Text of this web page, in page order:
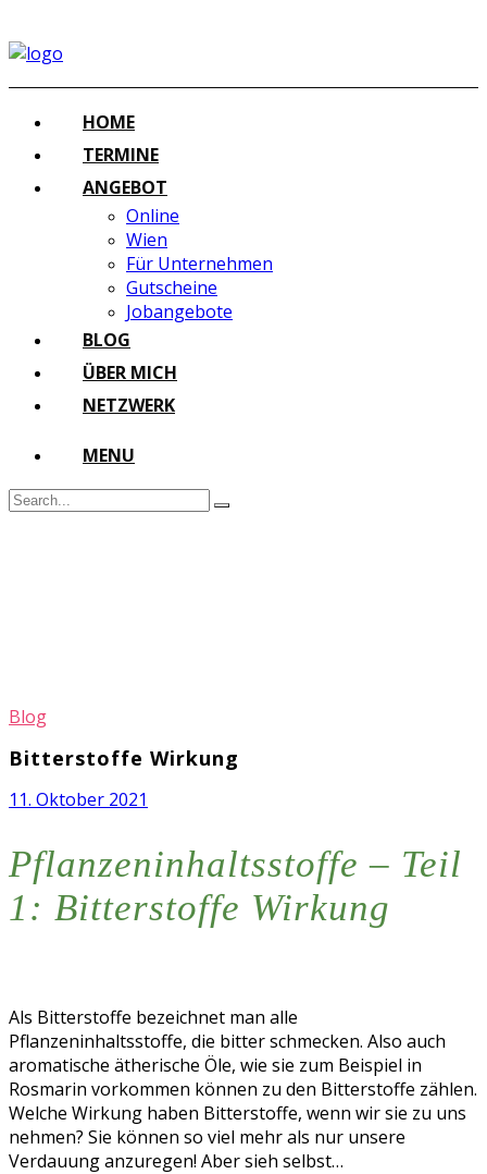
HOME
TERMINE
ANGEBOT
Online
Wien
Für Unternehmen
Gutscheine
Jobangebote
BLOG
ÜBER MICH
NETZWERK
MENU
Blog
Bitterstoffe Wirkung
11. Oktober 2021
Pflanzeninhaltsstoffe – Teil
1: Bitterstoffe Wirkung
Als Bitterstoffe bezeichnet man alle
Pflanzeninhaltsstoffe, die bitter schmecken. Also auch
aromatische ätherische Öle, wie sie zum Beispiel in
Rosmarin vorkommen können zu den Bitterstoffe zählen.
Welche Wirkung haben Bitterstoffe, wenn wir sie zu uns
nehmen? Sie können so viel mehr als nur unsere
Verdauung anzuregen! Aber sieh selbst…